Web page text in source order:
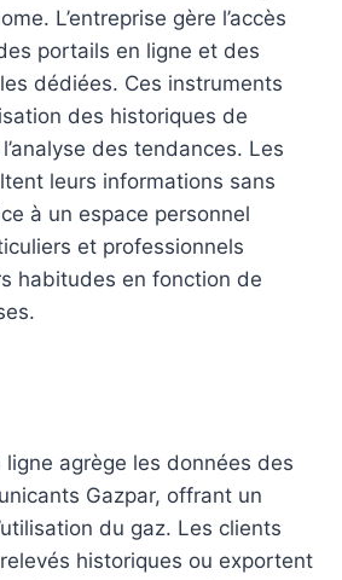
L’entreprise gère l’accès
portails en ligne et des
dédiées. Ces instruments
des historiques de
des tendances. Les
leurs informations sans
à un espace personnel
et professionnels
habitudes en fonction de
ligne agrège les données des
Gazpar, offrant un
du gaz. Les clients
historiques ou exportent